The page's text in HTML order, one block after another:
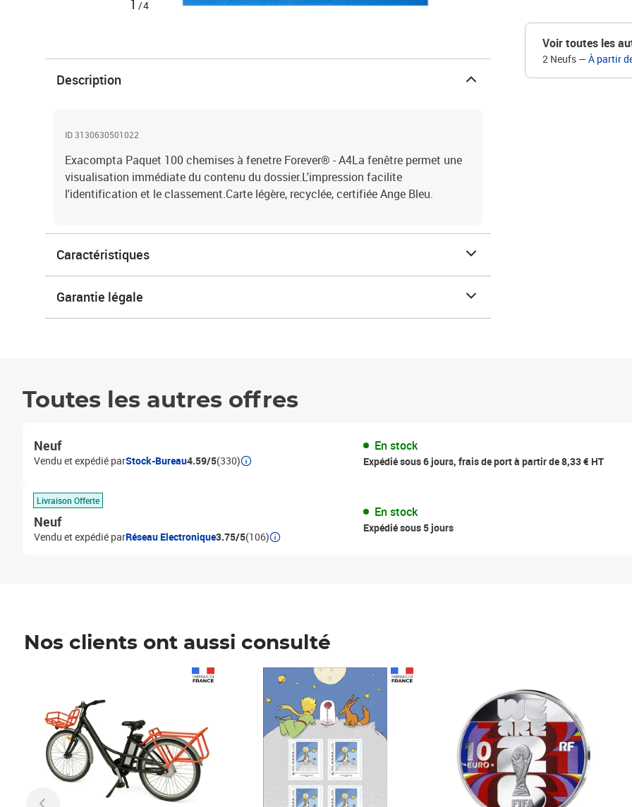
1 /4
Voir toutes les
2 Neufs —À partir
Description
ID 3130630501022
Exacompta Paquet 100 chemises à fenetre Forever® - A4La fenêtre permet une
visualisation immédiate du contenu du dossier.L'impression facilite
l'identification et le classement.Carte légère, recyclée, certifiée Ange Bleu.
Caractéristiques
Garantie légale
Toutes les autres offres
Neuf
Vendu et expédié parStock-Bureau4.59/5(330)
En stock
Expédié sous 6 jours, frais de port à partir de 8,33 € HT
Livraison Offerte
Neuf
Vendu et expédié parRéseau Electronique3.75/5(106)
En stock
Expédié sous 5 jours
Nos clients ont aussi consulté
Prix 6,25€ HT